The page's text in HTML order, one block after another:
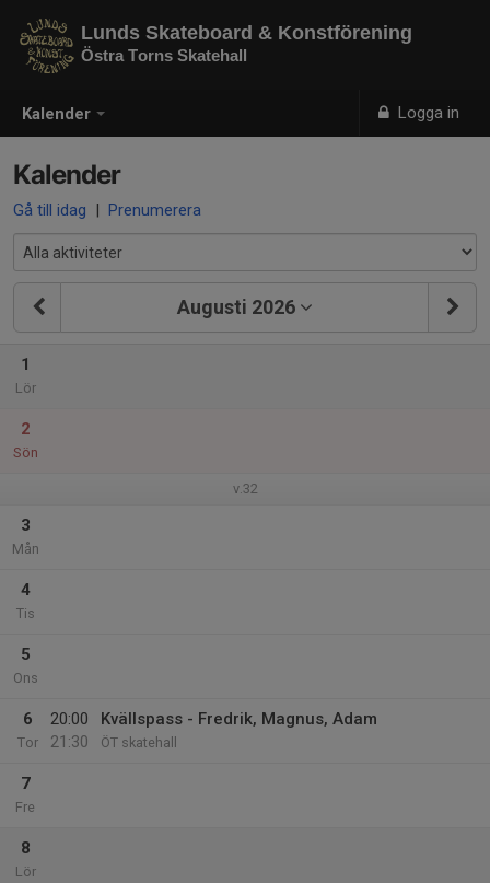
Kalender Logga in
Lunds Skateboard & Konstförening
Östra Torns Skatehall
Kalender
Gå till idag | Prenumerera
Augusti 2026
1
Lör
2
Sön
v.32
3
Mån
4
Tis
5
Ons
6
Tor
20:00
21:30
Kvällspass - Fredrik, Magnus, Adam
ÖT skatehall
7
Fre
8
Lör